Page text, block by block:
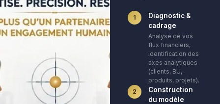
1
Diagnostic &
cadrage
Analyse de vos
flux financiers,
identification des
axes analytiques
(clients, BU,
produits, projets).
2
Construction
du modèle